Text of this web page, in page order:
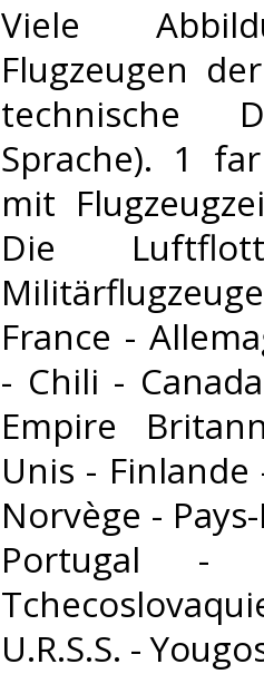
‎Viele
Flugzeugen
technische
Sprache). 1
mit
Die
France -
- Chili -
Empire
Unis - Finlande
Norvège -
Portugal -
U.R.S.S. -